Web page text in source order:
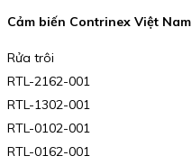
Cảm biến Contrinex Việt Nam
Rửa trôi
RTL-2162-001
RTL-1302-001
RTL-0102-001
RTL-0162-001